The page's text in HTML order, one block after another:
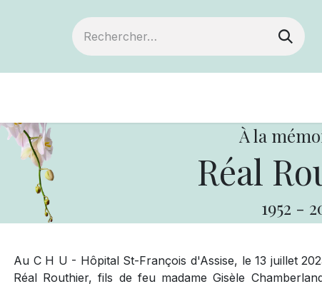
À la
Réal
1952 -
Au C H U - Hôpital St-François d'Assise, le 13 juillet
Réal Routhier, fils de feu madame Gisèle